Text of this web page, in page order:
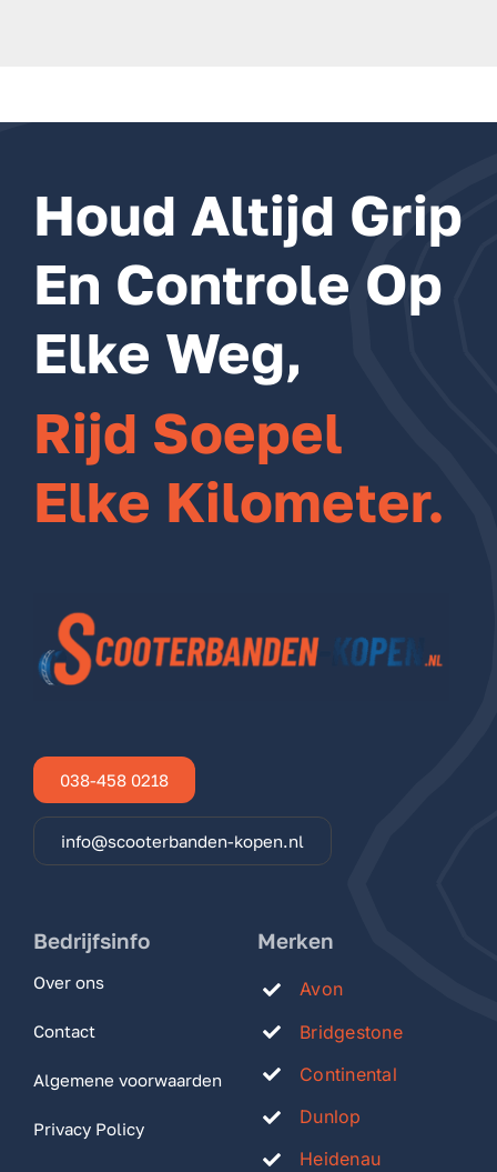
Houd Altijd Grip
En Controle Op
Elke Weg,
Rijd Soepel
Elke Kilometer.
038-458 0218
info@scooterbanden-kopen.nl
Bedrijfsinfo
Over ons
Contact
Algemene voorwaarden
Privacy Policy
Merken
Avon
Bridgestone
Continental
Dunlop
Heidenau